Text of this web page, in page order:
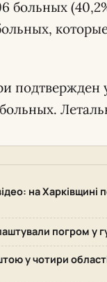
больных
подтвержден
на Харківщині
погром у
у чотири